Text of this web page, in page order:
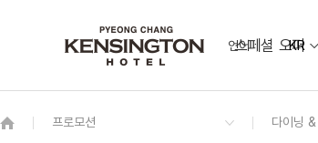
언어 KR
스페셜 오퍼
OVERVIEW
그랜드 켄싱턴 회원권
OVERVIEW
OVERVIEW
소금강 Sogeumgang
OVERVIEW
OVERVIEW
켄싱턴 프렌치 가든
OVERVIEW
동물먹이 주기 체험